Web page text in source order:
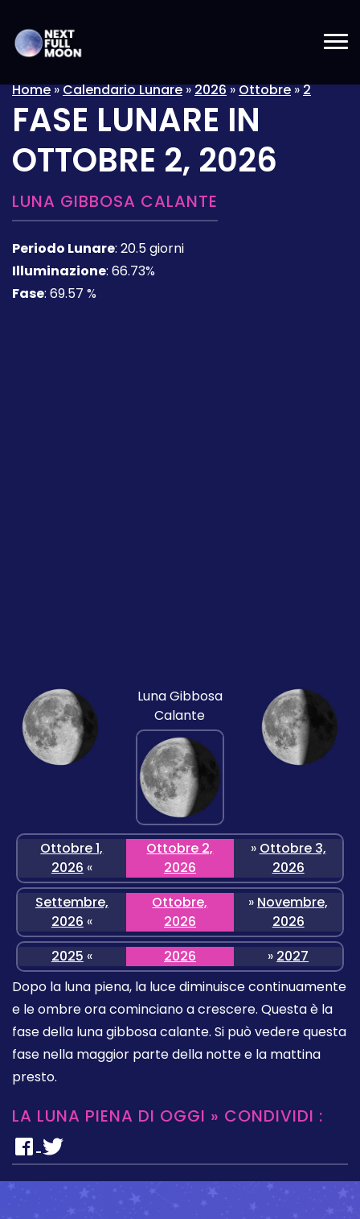
Home»Calendario Lunare»2026»Ottobre»2
FASE LUNARE IN
OTTOBRE 2, 2026
LUNA GIBBOSA CALANTE
Periodo Lunare: 20.5 giorni
Illuminazione: 66.73%
Fase: 69.57 %
Luna Gibbosa
Calante
Ottobre 1,
2026 «
Ottobre 2,
2026
» Ottobre 3,
2026
Settembre,
2026 «
Ottobre,
2026
» Novembre,
2026
2025 « 2026 » 2027
Dopo la luna piena, la luce diminuisce continuamente
e le ombre ora cominciano a crescere. Questa è la
fase della luna gibbosa calante. Si può vedere questa
fase nella maggior parte della notte e la mattina
presto.
LA LUNA PIENA DI OGGI » CONDIVIDI :